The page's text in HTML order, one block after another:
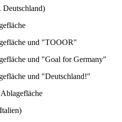
Deutschland)
und "TOOOR"
und "Goal for Germany"
und "Deutschland!"